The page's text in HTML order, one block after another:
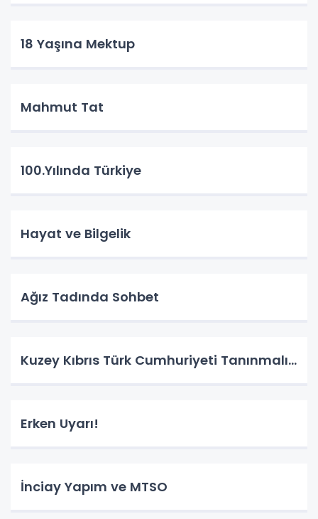
18 Yaşına Mektup
Mahmut Tat
100.Yılında Türkiye
Hayat ve Bilgelik
Ağız Tadında Sohbet
Kuzey Kıbrıs Türk Cumhuriyeti Tanınmalı…
Erken Uyarı!
İnciay Yapım ve MTSO